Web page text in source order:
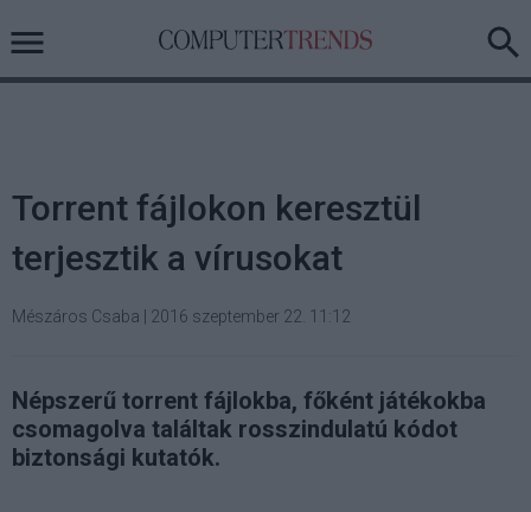
Torrent fájlokon keresztül
terjesztik a vírusokat
Mészáros Csaba 2016 szeptember 22. 11:12
Népszerű torrent fájlokba, főként játékokba
csomagolva találtak rosszindulatú kódot
biztonsági kutatók.